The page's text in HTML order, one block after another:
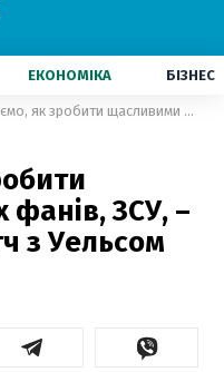
ЕКОНОМІКА БІЗНЕС
Ми думаємо, як зробити щасливими наших фанів, ЗСУ, – Петраков про матч з Уельсом
ЗСУ, –
з Уельсом